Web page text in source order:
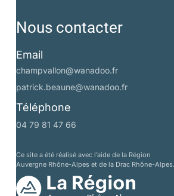
Nous contacter
Email
champvallon@wanadoo.fr
patrick.beaune@wanadoo.fr
Téléphone
04 79 81 47 66
Ce site a été réalisé avec l’aide de la Région
Auvergne Rhône-Alpes et de la Drac Rhône-Alpes.